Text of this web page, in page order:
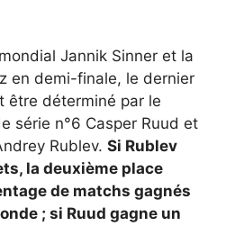
Jannik Sinner et la
en demi-finale, le dernier
être déterminé par le
série n°6 Casper Ruud et
Rublev. Si Rublev
la deuxième place
de matchs gagnés
; si Ruud gagne un